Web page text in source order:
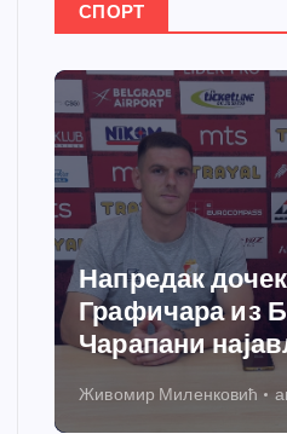
СПОРТ
Напредак
Графичара из
Чарапани
Живомир Миленковић